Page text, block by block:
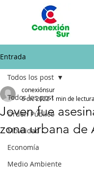
Entrada
Todos los post
Orden Público
Movilidad
Economía
Medio Ambiente
Todos los post
Joven fue
zona urbana de
conexiónsur
6 dic 2022 1 min de lectura